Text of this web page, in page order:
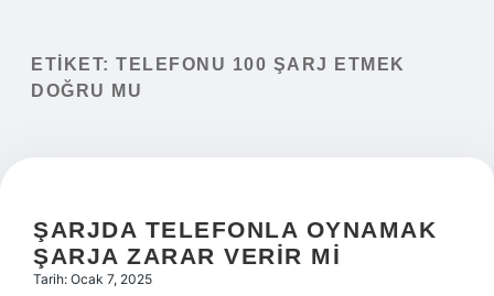
Yasal Uyarı
ETIKET: TELEFONU 100 ŞARJ ETMEK
DOĞRU MU
ŞARJDA TELEFONLA OYNAMAK
ŞARJA ZARAR VERIR MI
Tarih: Ocak 7, 2025